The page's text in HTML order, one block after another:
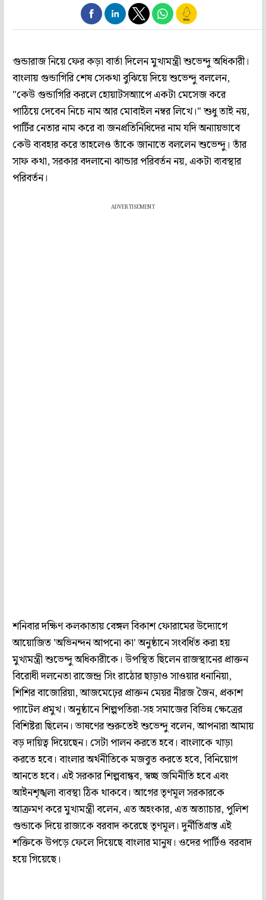
গুন্ডারাজ নিয়ে ফের কড়া বার্তা দিলেন মুখ্যমন্ত্রী শুভেন্দু অধিকারী।
বাংলায় গুন্ডাগিরি শেষ সেকথা বুঝিয়ে দিয়ে শুভেন্দু বললেন,
"কেউ গুন্ডাগিরি করলে হোয়াটসঅ্যাপে একটা মেসেজ করে
পাঠিয়ে দেবেন নিচে নাম আর মোবাইল নম্বর লিখে।" শুধু তাই নয়,
পার্টির নেতার নাম করে বা জনপ্রতিনিধিদের নাম যদি অন্যায়ভাবে
কেউ ব্যবহার করে তাহলেও তাঁকে জানাতে বললেন শুভেন্দু। তাঁর
সাফ কথা, সরকার বদলানো ঝান্ডার পরিবর্তন নয়, একটা ব্যবস্থার
পরিবর্তন।
ADVERTISEMENT
শনিবার দক্ষিণ কলকাতায় বেঙ্গল বিকাশ ফোরামের উদ্যোগে
আয়োজিত 'অভিনন্দন আপনো কা' অনুষ্ঠানে সংবর্ধিত করা হয়
মুখ্যমন্ত্রী শুভেন্দু অধিকারীকে। উপস্থিত ছিলেন রাজস্থানের প্রাক্তন
বিরোধী দলনেতা রাজেন্দ্র সিং রাঠোর ছাড়াও সাওয়ার ধনানিয়া,
শিশির বাজোরিয়া, আজমেঢ়ের প্রাক্তন মেয়র নীরজ জৈন, প্রকাশ
প্যাটেল প্রমুখ। অনুষ্ঠানে শিল্পপতিরা-সহ সমাজের বিভিন্ন ক্ষেত্রের
বিশিষ্টরা ছিলেন। ভাষণের শুরুতেই শুভেন্দু বলেন, আপনারা আমায়
বড় দায়িত্ব দিয়েছেন। সেটা পালন করতে হবে। বাংলাকে খাড়া
করতে হবে। বাংলার অর্থনীতিকে মজবুত করতে হবে, বিনিয়োগ
আনতে হবে। এই সরকার শিল্পবান্ধব, স্বচ্ছ জমিনীতি হবে এবং
আইনশৃঙ্খলা ব্যবস্থা ঠিক থাকবে। আগের তৃণমূল সরকারকে
আক্রমণ করে মুখ্যমন্ত্রী বলেন, এত অহংকার, এত অত্যাচার, পুলিশ
গুন্ডাকে দিয়ে রাজ্যকে বরবাদ করেছে তৃণমূল। দুর্নীতিগ্রস্ত এই
শক্তিকে উপড়ে ফেলে দিয়েছে বাংলার মানুষ। ওদের পার্টিও বরবাদ
হয়ে গিয়েছে।